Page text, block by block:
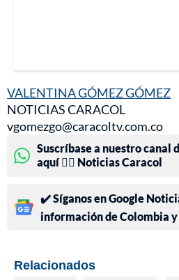
VALENTINA GÓMEZ GÓMEZ
NOTICIAS CARACOL
vgomezgo@caracoltv.com.co
Suscríbase a nuestro canal
aquí 👉🏻 Noticias Caracol
✔️ Síganos en Google
información de Colombia
Relacionados